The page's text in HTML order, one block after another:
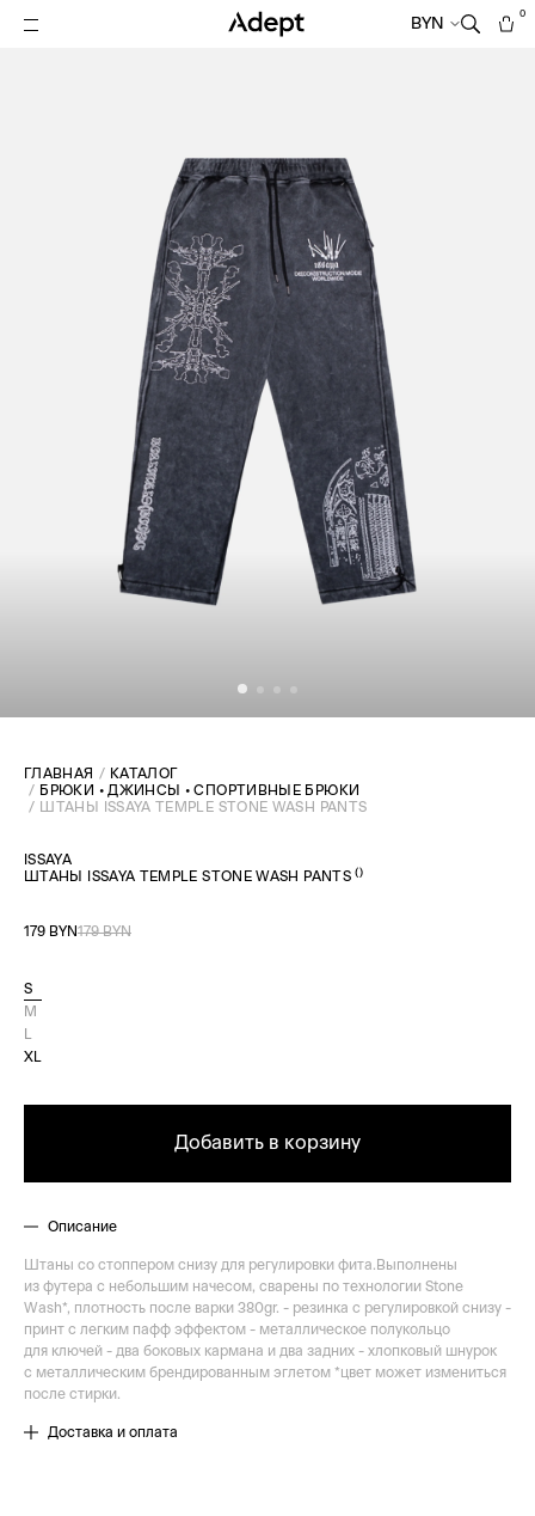
BYN
0
ГЛАВНАЯ
КАТАЛОГ
БРЮКИ • ДЖИНСЫ • СПОРТИВНЫЕ БРЮКИ
ШТАНЫ ISSAYA TEMPLE STONE WASH PANTS
ISSAYA
ШТАНЫ ISSAYA TEMPLE STONE WASH PANTS()
179 BYN179 BYN
S
M
XL
Добавить в корзину
Описание
Штаны со стоппером снизу для регулировки фита.Выполнены
из футера с небольшим начесом, сварены по технологии Stone
Wash*, плотность после варки 380gr. - резинка с регулировкой снизу -
принт с легким пафф эффектом - металлическое полукольцо
для ключей - два боковых кармана и два задних - хлопковый шнурок
с металлическим брендированным эглетом *цвет может измениться
после стирки.
Доставка и оплата